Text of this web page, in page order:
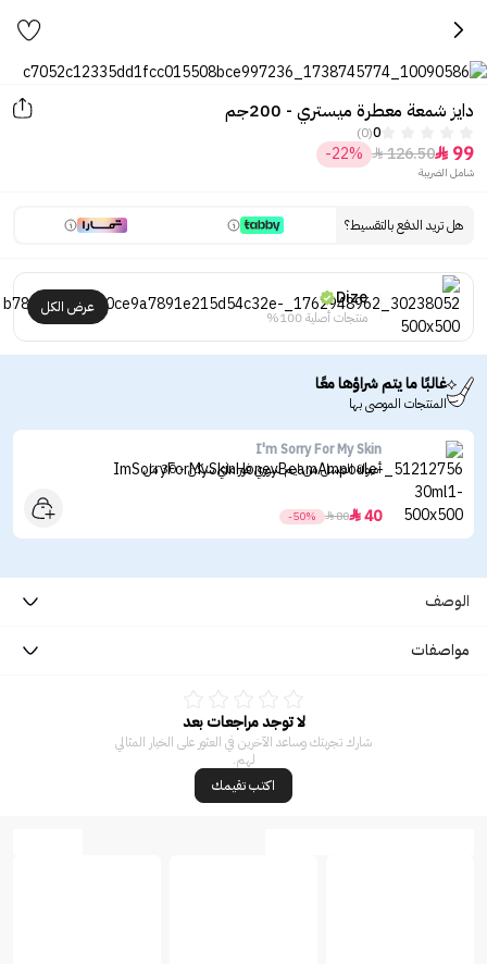
دايز شمعة معطرة ميستري - 200جم
0
(0)
99

126.50

-22%
شامل الضريبة
هل تريد الدفع بالتقسيط؟
Dize
منتجات أصلية 100%
عرض الكل
غالبًا ما يتم شراؤها معًا
المنتجات الموصى بها
I'm Sorry For My Skin
أمبولة العسل من ايم سوري فور ماي سكن - 30 مل
40

80

-50%
الوصف
مواصفات
لا توجد مراجعات بعد
شارك تجربتك وساعد الآخرين في العثور على الخيار المثالي
لهم.
اكتب تقيمك